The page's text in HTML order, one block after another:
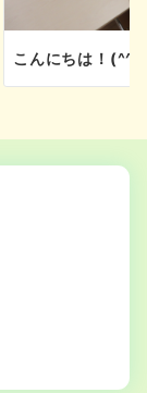
こんにちは！(^^♪